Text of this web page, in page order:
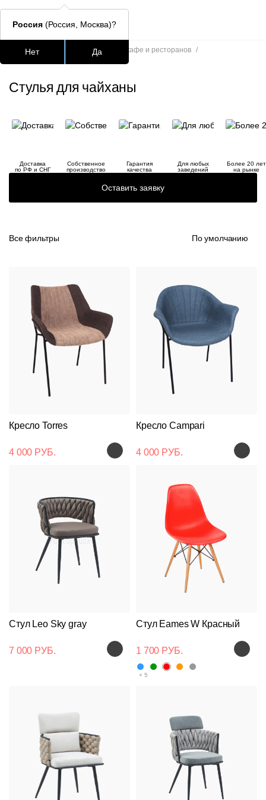
Столешницы
lars
окланд
Главная Стулья для кафе и ресторанов /
Стулья для чайханы
Доставка
по РФ и СНГ
Собственное
производство
Гарантия
качества
Для любых
заведений
Более 20 лет
на рынке
Оставить заявку
Все фильтры По умолчанию
Кресло Torres
4 000 РУБ.
Кресло Campari
4 000 РУБ.
Стул Leo Sky gray
7 000 РУБ.
Стул Eames W Красный
1 700 РУБ.
+ 5
Россия (Россия, Москва)?
Нет Да